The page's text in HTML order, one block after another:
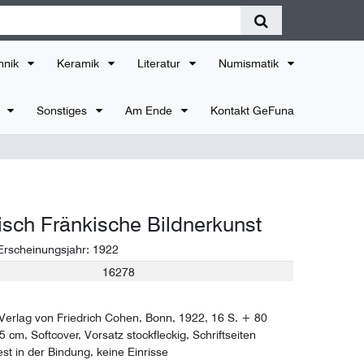
Keramik Literatur Numismatik
Sonstiges Am Ende Kontakt GeFuna
Fränkische Bildnerkunst
1922
16278
von Friedrich Cohen, Bonn, 1922, 16 S. + 80
cm, Softcover, Vorsatz stockfleckig, Schriftseiten
in der Bindung, keine Einrisse